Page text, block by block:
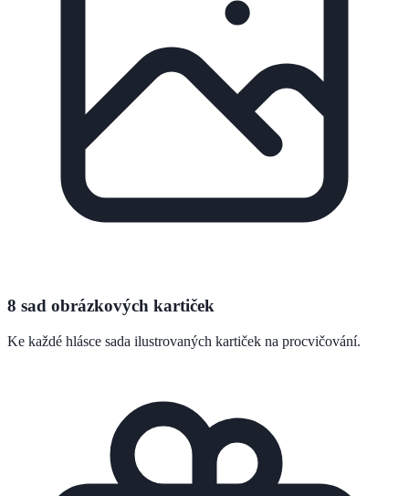
8 sad obrázkových kartiček
Ke každé hlásce sada ilustrovaných kartiček na procvičování.